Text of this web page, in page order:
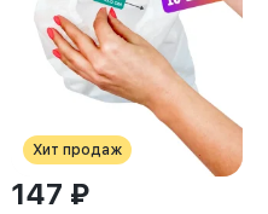
Хит продаж
147 ₽